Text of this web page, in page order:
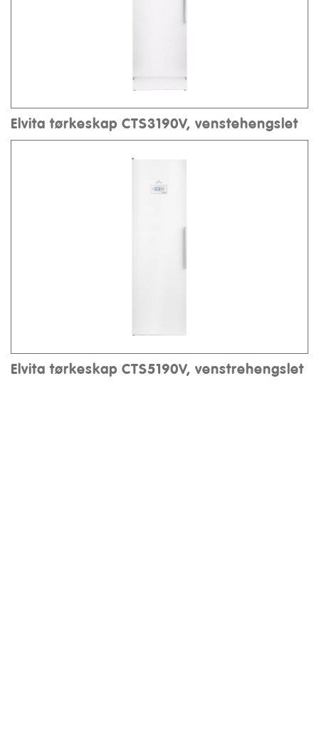
Elvita tørkeskap CTS3190V, venstehengslet
Elvita tørkeskap CTS5190V, venstrehengslet